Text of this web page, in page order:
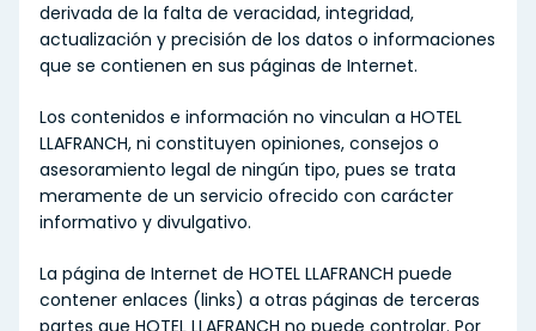
derivada de la falta de veracidad, integridad,
actualización y precisión de los datos o informaciones
que se contienen en sus páginas de Internet.
Los contenidos e información no vinculan a HOTEL
LLAFRANCH, ni constituyen opiniones, consejos o
asesoramiento legal de ningún tipo, pues se trata
meramente de un servicio ofrecido con carácter
informativo y divulgativo.
La página de Internet de HOTEL LLAFRANCH puede
contener enlaces (links) a otras páginas de terceras
partes que HOTEL LLAFRANCH no puede controlar. Por